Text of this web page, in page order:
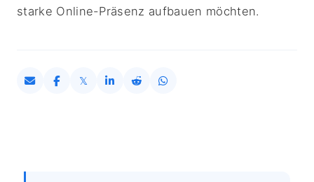
starke Online-Präsenz aufbauen möchten.